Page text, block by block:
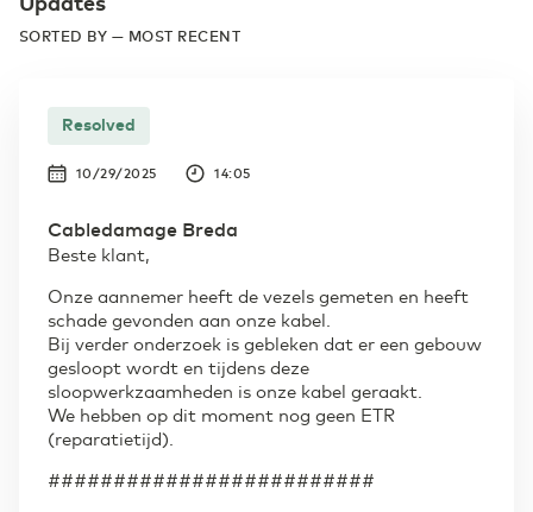
SORTED BY — MOST RECENT
Resolved
10/29/2025 14:05
Cabledamage Breda
Beste klant,
Onze aannemer heeft de vezels gemeten en heeft
schade gevonden aan onze kabel.
Bij verder onderzoek is gebleken dat er een gebouw
gesloopt wordt en tijdens deze
sloopwerkzaamheden is onze kabel geraakt.
We hebben op dit moment nog geen ETR
(reparatietijd).
#########################